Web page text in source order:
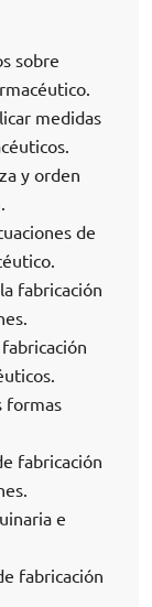
sobre
medidas
y orden
de
fabricación
formas
fabricación
e
fabricación